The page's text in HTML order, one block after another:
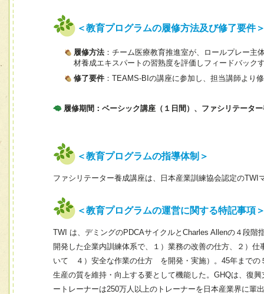
＜教育プログラムの履修方法及び修了要件
履修方法：チーム医療教育推進室が、ロールプレー主
材養成エキスパートの習熟度を評価しフィードバック
修了要件 ：TEAMS-BIの講座に参加し、担当講師より
履修期間：ベーシック講座（１日間）、ファシリテータ
＜教育プログラムの指導体制＞
ファシリテーター養成講座は、日本産業訓練協会認定のTWI
＜教育プログラムの運営に関する特記事項
TWI は、デミングのPDCAサイクルとCharles Allenの４段
開発した企業内訓練体系で、１）業務の改善の仕方、２）
いて ４）安全な作業の仕方 を開発・実施）。45年までの
生産の質を維持・向上する要として機能した。GHQは、復
ートレーナーは250万人以上のトレーナーを日本産業界に輩